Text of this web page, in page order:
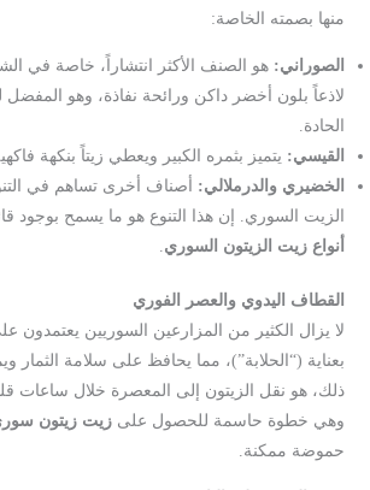
منها بصمته الخاصة:
الصوراني: هو الصنف الأكثر انتشاراً، خاصة في
لاذعاً بلون أخضر داكن ورائحة نفاذة، وهو
الحادة.
القيسي: يتميز بثمره الكبير ويعطي زيتاً بنكهة
الخضيري والدرملالي: أصناف أخرى تساهم في
الزيت السوري. إن هذا التنوع هو ما يسمح بوجود
أنواع زيت الزيتون السوري
القطاف اليدوي والعصر الفوري
لا يزال الكثير من المزارعين السوريين يعتمدون
بعناية (“الحلابة”)، مما يحافظ على سلامة الثمار
ذلك، هو نقل الزيتون إلى المعصرة خلال ساعات
وهي خطوة حاسمة للحصول علىزيت زيتون
حموضة ممكنة.